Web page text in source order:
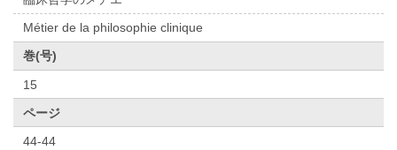
Métier de la philosophie clinique
巻(号)
15
ページ
44-44